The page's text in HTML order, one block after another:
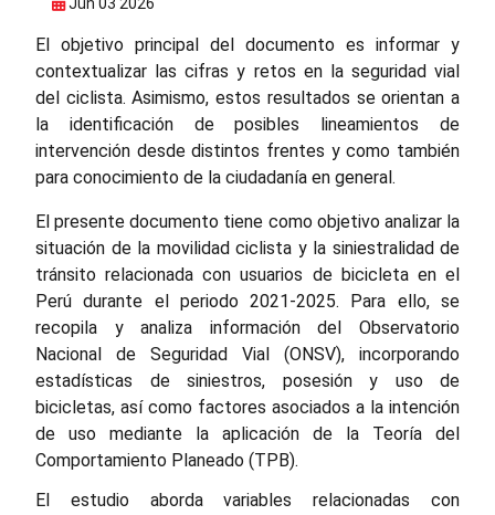
El objetivo principal del documento es informar y
contextualizar las cifras y retos en la seguridad vial
del ciclista. Asimismo, estos resultados se orientan a
la identificación de posibles lineamientos de
intervención desde distintos frentes y como también
para conocimiento de la ciudadanía en general.
El presente documento tiene como objetivo analizar la
situación de la movilidad ciclista y la siniestralidad de
tránsito relacionada con usuarios de bicicleta en el
Perú durante el periodo 2021-2025. Para ello, se
recopila y analiza información del Observatorio
Nacional de Seguridad Vial (ONSV), incorporando
estadísticas de siniestros, posesión y uso de
bicicletas, así como factores asociados a la intención
de uso mediante la aplicación de la Teoría del
Comportamiento Planeado (TPB).
El estudio aborda variables relacionadas con